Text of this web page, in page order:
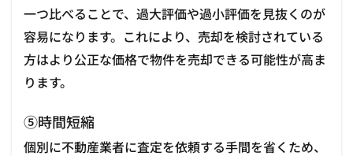
一つ比べることで、過大評価や過小評価を見抜くのが
容易になります。これにより、売却を検討されている
方はより公正な価格で物件を売却できる可能性が高ま
ります。
⑤時間短縮
個別に不動産業者に査定を依頼する手間を省くため、